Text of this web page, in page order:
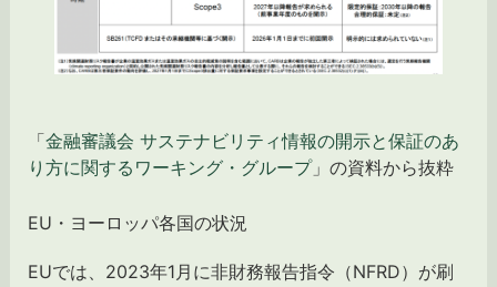
「金融審議会 サステナビリティ情報の開示と保証のあ
り方に関するワーキング・グループ」の資料から抜粋
EU・ヨーロッパ各国の状況
EUでは、2023年1月に非財務報告指令（NFRD）が刷